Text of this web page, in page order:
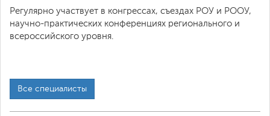
Регулярно участвует в конгрессах, съездах РОУ и РООУ,
научно-практических конференциях регионального и
всероссийского уровня.
Все специалисты